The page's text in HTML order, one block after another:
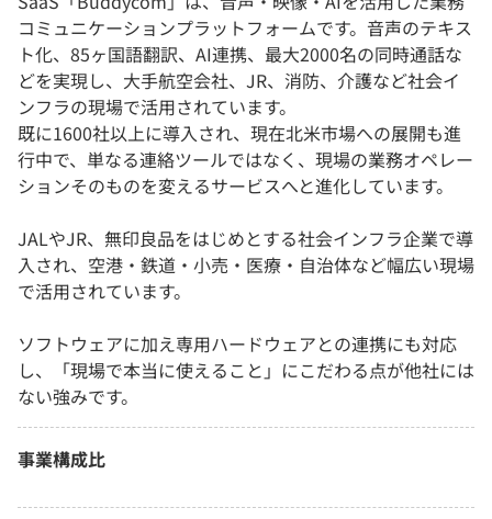
コミュニケーションプラットフォームです。音声のテキス
ト化、85ヶ国語翻訳、AI連携、最大2000名の同時通話な
どを実現し、大手航空会社、JR、消防、介護など社会イ
ンフラの現場で活用されています。
既に1600社以上に導入され、現在北米市場への展開も進
行中で、単なる連絡ツールではなく、現場の業務オペレー
ションそのものを変えるサービスへと進化しています。
JALやJR、無印良品をはじめとする社会インフラ企業で導
入され、空港・鉄道・小売・医療・自治体など幅広い現場
で活用されています。
ソフトウェアに加え専用ハードウェアとの連携にも対応
し、「現場で本当に使えること」にこだわる点が他社には
ない強みです。
事業構成比